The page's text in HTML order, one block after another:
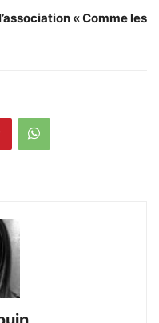
« Comme les